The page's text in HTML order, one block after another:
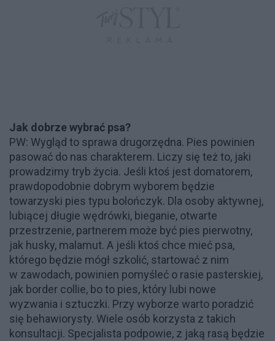
Jak dobrze wybrać psa?
PW: Wygląd to sprawa drugorzędna. Pies powinien
pasować do nas charakterem. Liczy się też to, jaki
prowadzimy tryb życia. Jeśli ktoś jest domatorem,
prawdopodobnie dobrym wyborem będzie
towarzyski pies typu bolończyk. Dla osoby aktywnej,
lubiącej długie wędrówki, bieganie, otwarte
przestrzenie, partnerem może być pies pierwotny,
jak husky, malamut. A jeśli ktoś chce mieć psa,
którego będzie mógł szkolić, startować z nim
w zawodach, powinien pomyśleć o rasie pasterskiej,
jak border collie, bo to pies, który lubi nowe
wyzwania i sztuczki. Przy wyborze warto poradzić
się behawiorysty. Wiele osób korzysta z takich
konsultacji. Specjalista podpowie, z jaką rasą będzie